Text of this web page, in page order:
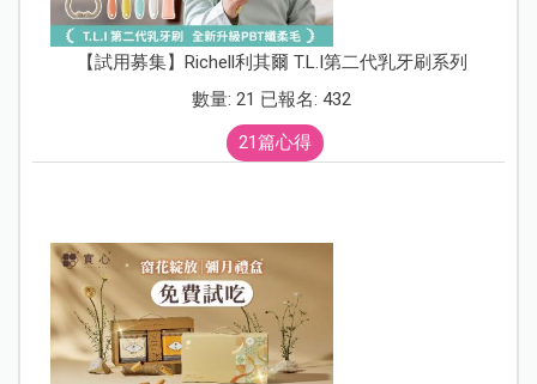
【試用募集】Richell利其爾 T.L.I第二代乳牙刷系列
數量: 21 已報名: 432
21篇心得